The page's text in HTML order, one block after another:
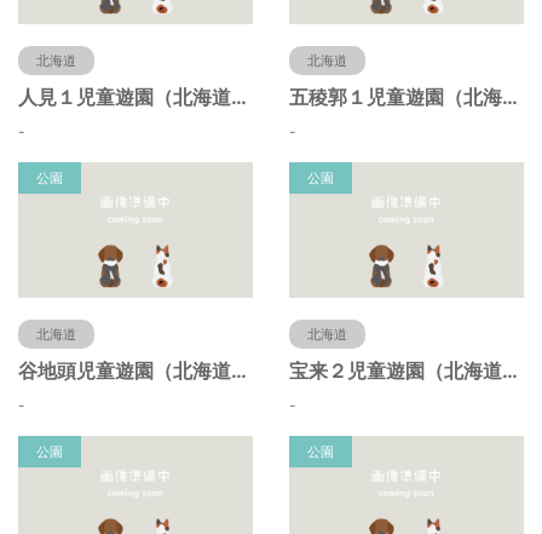
北海道
人見１児童遊園（北海道函館市）
-
北海道
五稜郭１児童遊園（北海道函館市）
-
公園
北海道
谷地頭児童遊園（北海道函館市）
-
公園
北海道
宝来２児童遊園（北海道函館市）
-
公園 公園